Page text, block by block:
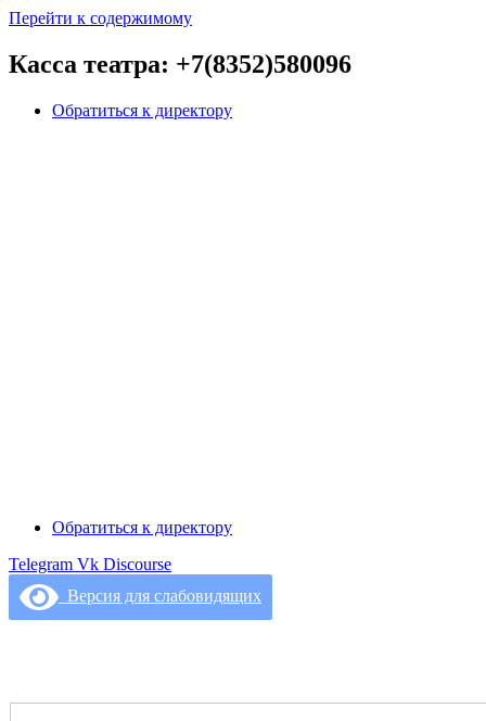
Перейти к содержимому
Касса театра: +7(8352)580096
Обратиться к директору
Обратиться к директору
Telegram Vk Discourse
Версия для слабовидящих